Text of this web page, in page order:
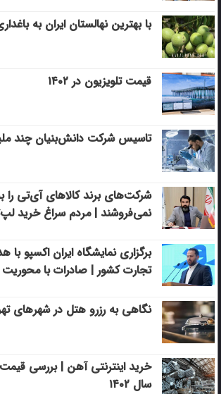
با بهترین نهالستان ایران به
قیمت تلویزیون در ۱۴۰۲
تاسیس شرکت دانش‌بنیان چند
شرکت‌های برند کالاهای آی‌تی را به
نمی‌فروشند | مردم سراغ خرید
برگزاری نمایشگاه ایران اکسپو با
تجارت کشور | صادرات با محوریت
نگاهی به رزرو هتل در شهرهای
خرید اینترنتی آهن | بررسی قیمت
سال ۱۴۰۲